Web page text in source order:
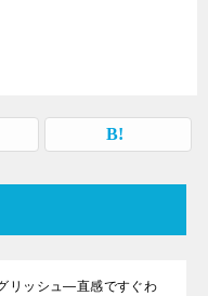
リッシュ―直感ですぐわ